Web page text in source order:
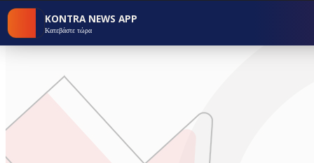
KONTRA NEWS APP
Κατεβάστε τώρα